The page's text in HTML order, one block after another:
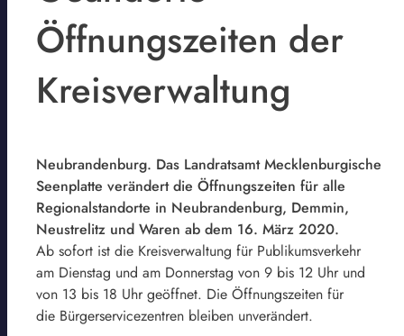
Öffnungszeiten der
Kreisverwaltung
Neubrandenburg. Das Landratsamt Mecklenburgische
Seenplatte verändert die Öffnungszeiten für alle
Regionalstandorte in Neubrandenburg, Demmin,
Neustrelitz und Waren ab dem 16. März 2020.
Ab sofort ist die Kreisverwaltung für Publikumsverkehr
am Dienstag und am Donnerstag von 9 bis 12 Uhr und
von 13 bis 18 Uhr geöffnet. Die Öffnungszeiten für
die Bürgerservicezentren bleiben unverändert.